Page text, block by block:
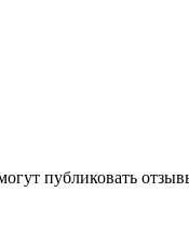
публиковать